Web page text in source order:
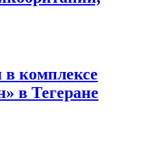
в комплексе
в Тегеране